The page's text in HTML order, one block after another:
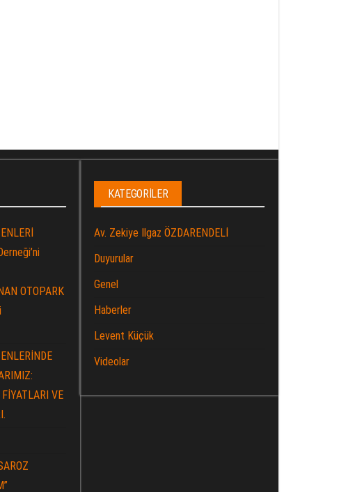
OTOPARK
VE
KATEGORILER
Av. Zekiye Ilgaz ÖZDARENDELİ
Duyurular
Genel
Haberler
Levent Küçük
Videolar